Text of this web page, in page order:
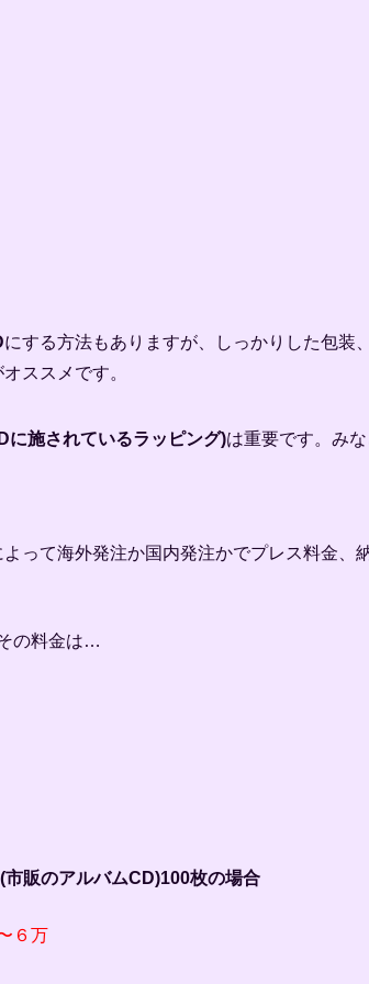
にする方法もありますが、しっかりした包装
ススメです。
に施されているラッピング)は重要です。み
って海外発注か国内発注かでプレス料金、
の料金は…
販のアルバムCD)100枚の場合
６万